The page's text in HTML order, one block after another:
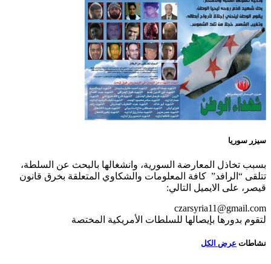
سيزر سوريا
بسبب تخاذل المعارضة السورية، وانشغالها بالبحث عن السلطة،
تتلقى “الرافد” كافة المعلومات والشكاوي المتعلقة بخرق قانون
قيصر، على الايميل التالي:
czarsyria11@gmail.com
لتقوم بدورها بإيصالها للسلطات الأمريكية المختصة
نشاطات عرض الكل